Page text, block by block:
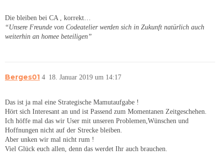
Die bleiben bei CA , korrekt…
“Unsere Freunde von Codeatelier werden sich in Zukunft natürlich auch
weiterhin an homee beteiligen”
Berges01 18. Januar 2019 um 14:17
4
Das ist ja mal eine Strategische Mamutaufgabe !
Hört sich Interesant an und ist Passend zum Momentanen Zeitgeschehen.
Ich höffe mal das wir User mit unseren Problemen,Wünschen und
Hoffnungen nicht auf der Strecke bleiben.
Aber unken wir mal nicht rum !
Viel Glück euch allen, denn das werdet Ihr auch brauchen.